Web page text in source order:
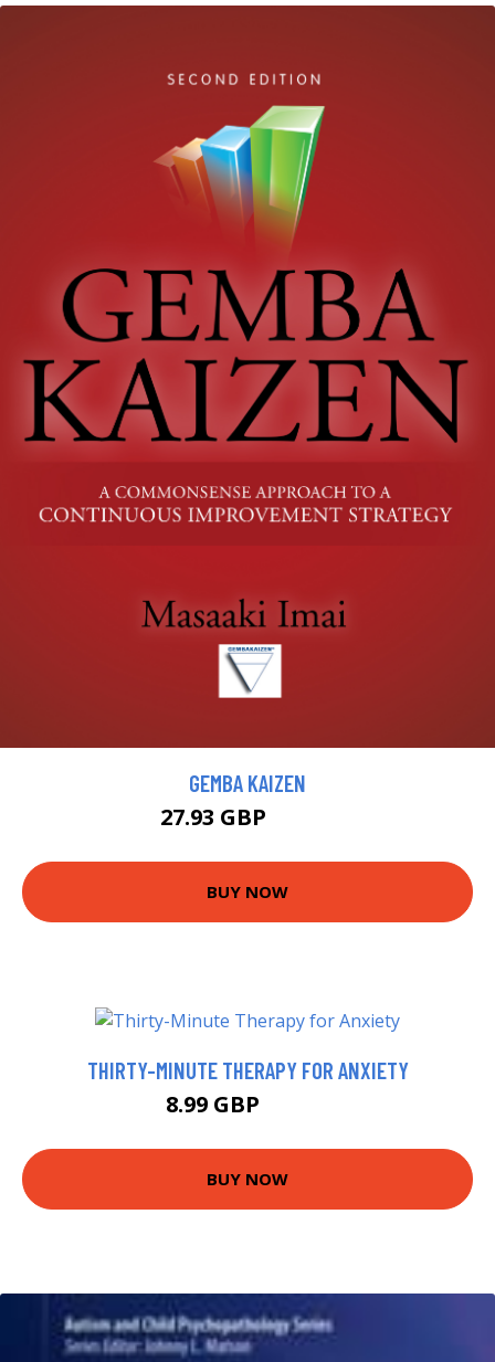
GEMBA KAIZEN
27.93 GBP
BUY NOW
THIRTY-MINUTE THERAPY FOR ANXIETY
8.99 GBP
BUY NOW